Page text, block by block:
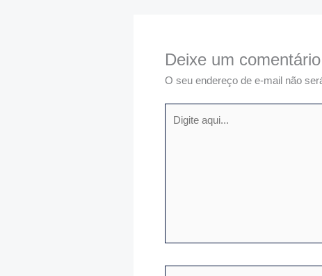
Deixe um comentário
O seu endereço de e-mail não
aqui...